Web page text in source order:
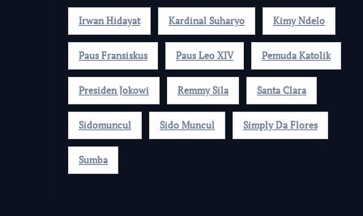
Irwan Hidayat Kardinal Suharyo Kimy Ndelo
Paus Fransiskus Paus Leo XIV Pemuda Katolik
Presiden Jokowi Remmy Sila Santa Clara
Sidomuncul Sido Muncul Simply Da Flores
Sumba